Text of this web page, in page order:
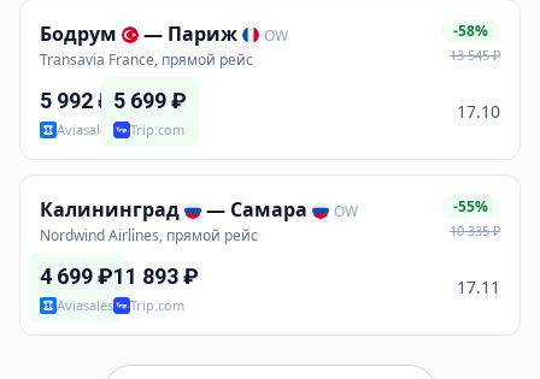
Бодрум — Париж
OW
Transavia France, прямой рейс
-58%
13 545₽
5 992₽
Aviasales
5 699₽
Trip.com
17.10
Калининград — Самара
OW
Nordwind Airlines, прямой рейс
-55%
10 335₽
4 699₽
Aviasales
11 893₽
Trip.com
17.11